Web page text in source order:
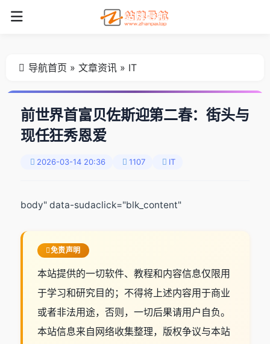
导航首页 » 文章资讯» IT
前世界首富贝佐斯迎第二春：街头与
现任狂秀恩爱
2026-03-14 20:36 1107 IT
body" data-sudaclick="blk_content"
免责声明
本站提供的一切软件、教程和内容信息仅限用
于学习和研究目的；不得将上述内容用于商业
或者非法用途，否则，一切后果请用户自负。
本站信息来自网络收集整理，版权争议与本站